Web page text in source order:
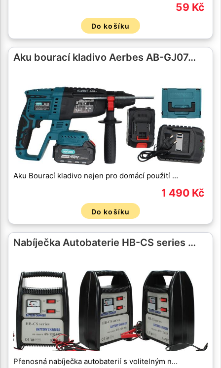
59 Kč
Do košíku
Aku bourací kladivo Aerbes AB-GJ07…
Aku Bourací kladivo nejen pro domácí použití …
1 490 Kč
Do košíku
Nabíječka Autobaterie HB-CS series …
Přenosná nabíječka autobaterií s volitelným n…